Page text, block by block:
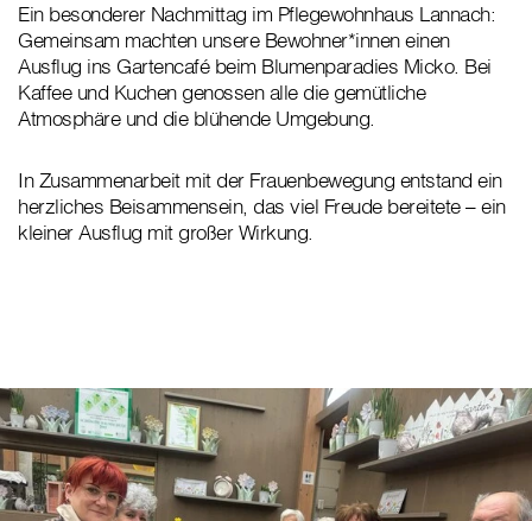
Ein besonderer Nachmittag im Pflegewohnhaus Lannach:
Gemeinsam machten unsere Bewohner*innen einen
Ausflug ins Gartencafé beim Blumenparadies Micko. Bei
Kaffee und Kuchen genossen alle die gemütliche
Atmosphäre und die blühende Umgebung.
In Zusammenarbeit mit der Frauenbewegung entstand ein
herzliches Beisammensein, das viel Freude bereitete – ein
kleiner Ausflug mit großer Wirkung.